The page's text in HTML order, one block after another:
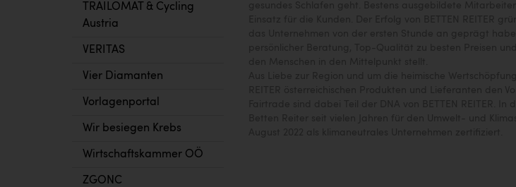
TRAILOMAT & Cycling
Austria
VERITAS
Vier Diamanten
Vorlagenportal
Wir besiegen Krebs
Wirtschaftskammer OÖ
ZGONC